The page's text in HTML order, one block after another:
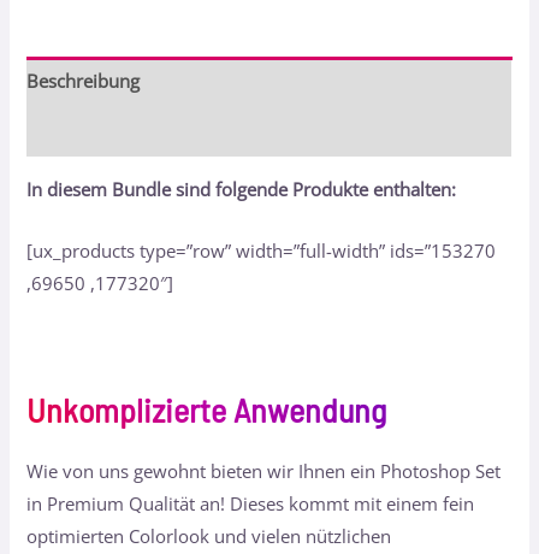
Beschreibung
In diesem Bundle sind folgende Produkte enthalten:
[ux_products type=”row” width=”full-width” ids=”153270
,69650 ,177320″]
Unkomplizierte Anwendung
Wie von uns gewohnt bieten wir Ihnen ein Photoshop Set
in Premium Qualität an! Dieses kommt mit einem fein
optimierten Colorlook und vielen nützlichen